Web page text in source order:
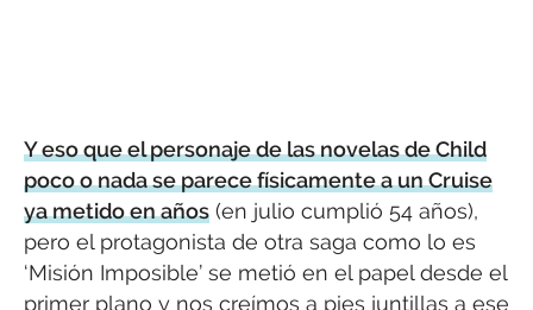
Y eso que el personaje de las novelas de Child
poco o nada se parece físicamente a un Cruise
ya metido en años (en julio cumplió 54 años),
pero el protagonista de otra saga como lo es
‘Misión Imposible’ se metió en el papel desde el
primer plano y nos creímos a pies juntillas a ese